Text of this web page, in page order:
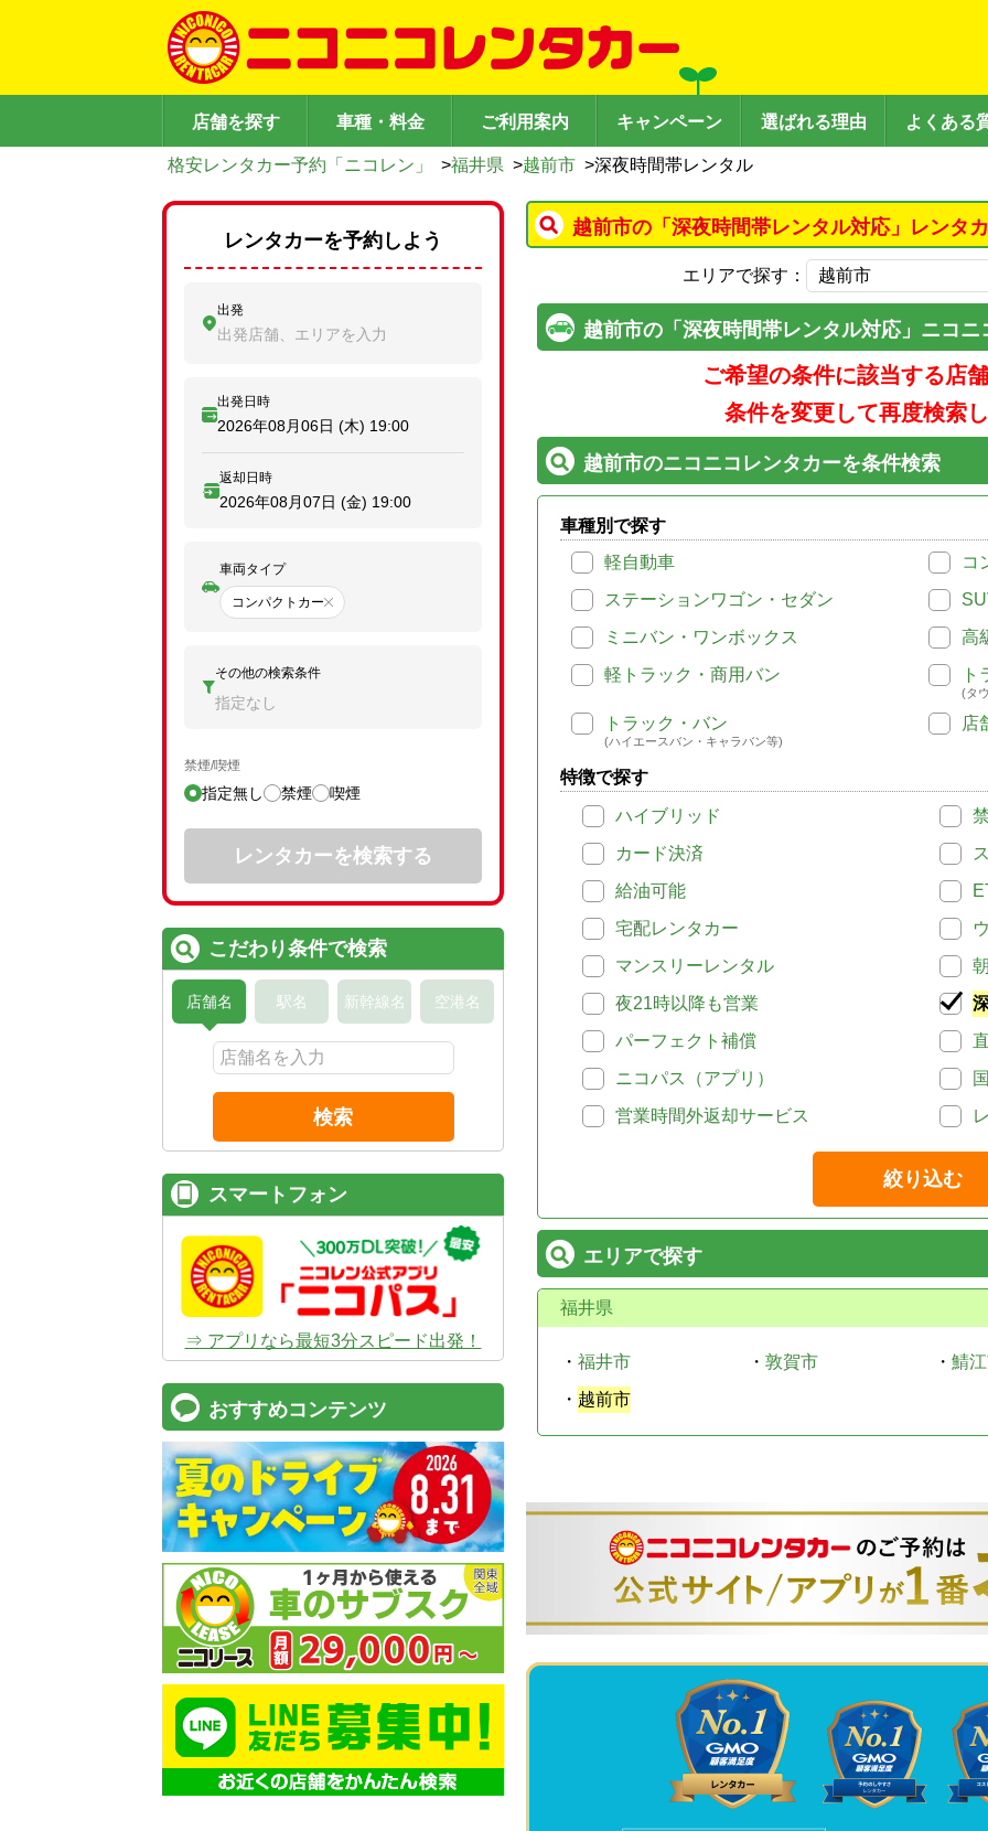
店舗を探す 車種・料金 ご利用案内 キャンペーン 選ばれる理由 よくある
格安レンタカー予約「ニコレン」 >福井県 >越前市 >深夜時間帯レンタル
越前市の「深夜時間帯レンタル対応」レンタ
エリアで探す：
越前市の「深夜時間帯レンタル対応」ニコ
ご希望の条件に該当する店
条件を変更して再度検索
越前市のニコニコレンタカーを条件検索
車種別で探す
軽自動車
コ
ステーションワゴン・セダン
ミニバン・ワンボックス
高
軽トラック・商用バン
ト
(タ
トラック・バン
(ハイエースバン・キャラバン等)
店
特徴で探す
ハイブリッド
カード決済
給油可能
宅配レンタカー
マンスリーレンタル
夜21時以降も営業
パーフェクト補償
ニコパス（アプリ）
営業時間外返却サービス
絞り込む
エリアで探す
福井県
・ 福井市 ・ 敦賀市 ・ 鯖
・ 越前市
レンタカーを予約しよう
出発
出発店舗、エリアを入力
出発日時
2026年08月06日 (木) 19:00
返却日時
2026年08月07日 (金) 19:00
車両タイプ
コンパクトカー
その他の検索条件
指定なし
禁煙/喫煙
指定無し 禁煙 喫煙
レンタカーを検索する
こだわり条件で検索
店舗名 駅名 新幹線名 空港名
検索
スマートフォン
⇒ アプリなら最短3分スピード出発！
おすすめコンテンツ